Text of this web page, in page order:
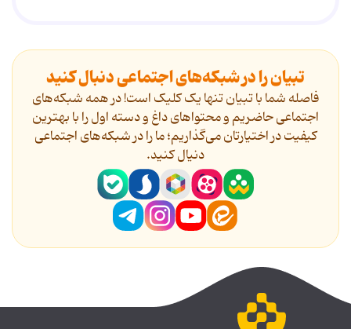
تبیان را در شبکه‌های اجتماعی دنبال کنید
فاصله شما با تبیان تنها یک کلیک است! در همه شبکه‌های
اجتماعی حاضریم و محتواهای داغ و دسته اول را با بهترین
کیفیت در اختیارتان می‌گذاریم؛ ما را در شبکه‌های اجتماعی
دنیال کنید.